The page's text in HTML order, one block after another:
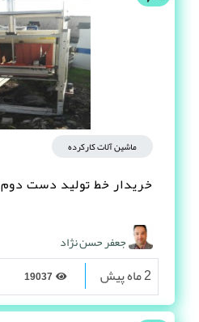
ماشین آلات کارکرده
خریدار خط تولید دست دوم
جعفر حسن نژاد
2 ماه پیش